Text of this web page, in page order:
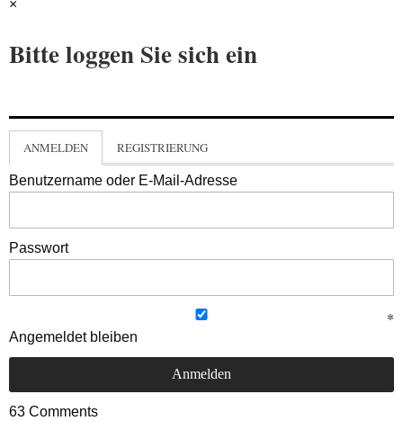
×
Bitte loggen Sie sich ein
ANMELDEN REGISTRIERUNG
Benutzername oder E-Mail-Adresse
Passwort
Angemeldet bleiben
63 Comments